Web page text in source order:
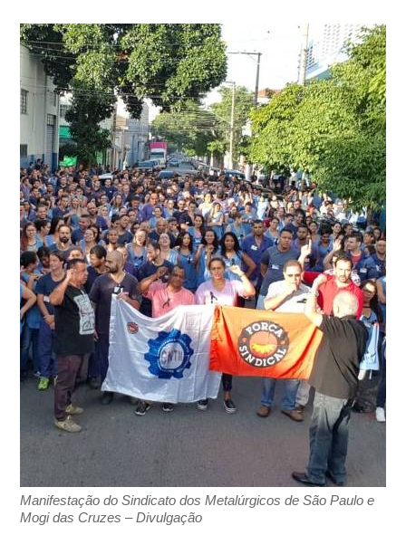
Manifestação do Sindicato dos Metalúrgicos de São Paulo e
Mogi das Cruzes – Divulgação